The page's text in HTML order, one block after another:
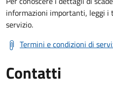
informazioni importanti, leggi i
servizio.
Termini e condizioni di
Contatti